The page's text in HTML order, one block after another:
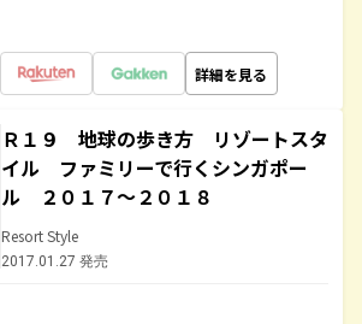
詳細を見る
Ｒ１９ 地球の歩き方 リゾートスタ
イル ファミリーで行くシンガポー
ル ２０１７～２０１８
Resort Style
2017.01.27 発売